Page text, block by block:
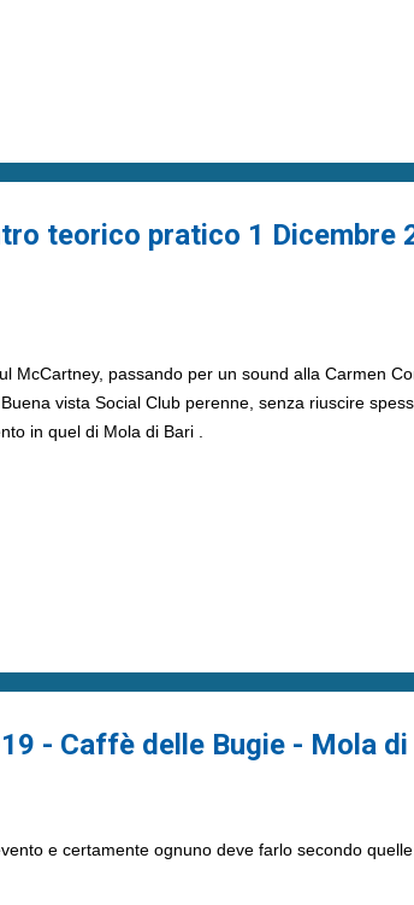
teorico pratico 1 Dicembre
McCartney, passando per un sound alla Carmen
vista Social Club perenne, senza riuscire
in quel di Mola di Bari .
- Caffè delle Bugie - Mola di
e certamente ognuno deve farlo secondo